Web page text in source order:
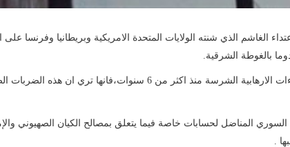
الغاشم الذي شنته الولايات المتحدة الامريكية وبريطانيا وفرنسا على
بالغوطة الشرقية.
وإذ تعلن النقابة تضامنها التام مع الشعب السوري الشقيق الذي يعاني من الاعتداءات
المناضل لحسابات خاصة فيما يتعلق بمصالح الكيان الصهيوني
.
رئيس
احمد